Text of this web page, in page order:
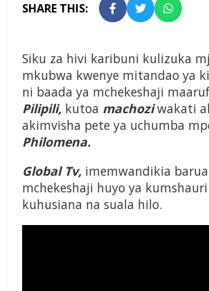
SHARE THIS:
Siku za hivi karibuni kulizuka
mkubwa kwenye mitandao ya
ni baada ya mchekeshaji
Pilipili, kutoa machozi wakati
akimvisha pete ya uchumba
Philomena.
Global Tv, imemwandikia
mchekeshaji huyo ya
kuhusiana na suala hilo.